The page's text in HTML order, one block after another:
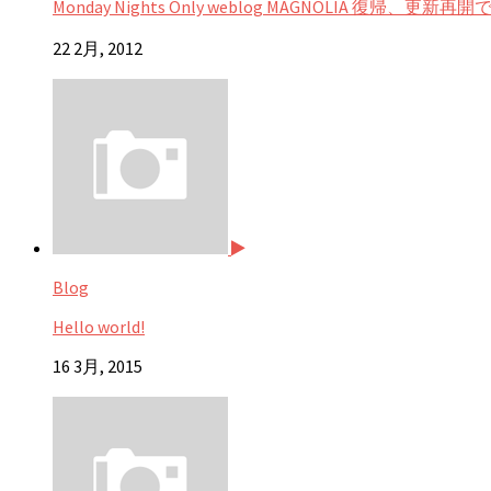
Monday Nights Only weblog MAGNOLIA 復帰、更新再開
22 2月, 2012
Blog
Hello world!
16 3月, 2015